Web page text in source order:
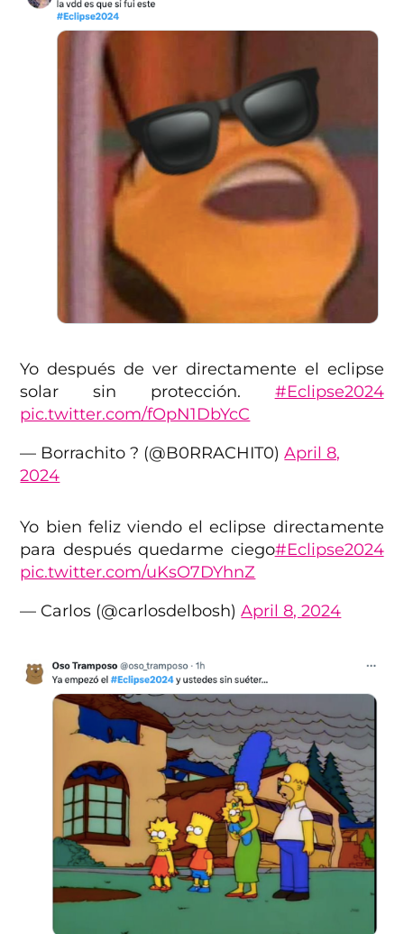
Yo después de ver directamente el eclipse
solar sin protección. #Eclipse2024
pic.twitter.com/fOpN1DbYcC
— Borrachito ? (@B0RRACHIT0)April 8,
2024
Yo bien feliz viendo el eclipse directamente
para después quedarme ciego#Eclipse2024
pic.twitter.com/uKsO7DYhnZ
— Carlos (@carlosdelbosh)April 8, 2024